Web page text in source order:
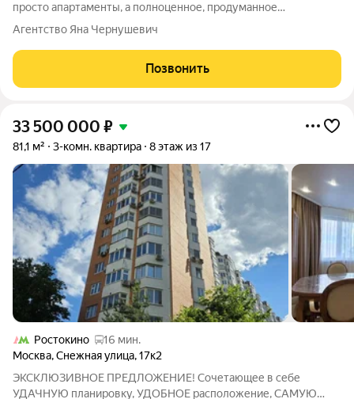
просто апартаменты, а полноценное, продуманное
пространство для жизни большой семьи в стильном и
современном ЖК Нормандия! Это одно из самых выгодных и
интересных предложений в данном комплексе!
Агентство Яна Чернушевич
Позвонить
33 500 000 ₽
81,1 м² 3-комн. квартира 8 этаж из 17
Ростокино
16 мин.
Москва,Снежная улица,17к2
ЭКСКЛЮЗИВНОЕ ПРЕДЛОЖЕНИЕ! Сочетающее в себе
УДАЧНУЮ планировку, УДОБНОЕ расположение, САМУЮ